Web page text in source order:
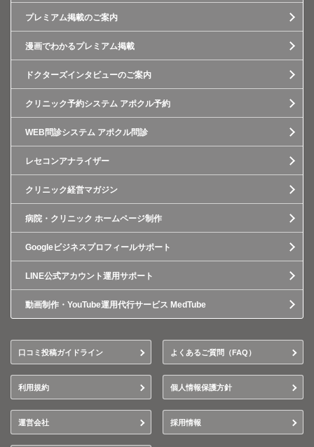
プレミアム掲載のご案内
漫画でわかるプレミアム掲載
ドクターズインタビューのご案内
クリニック予約システム アポクル予約
WEB問診システム アポクル問診
レセコンアナライザー
クリニック経営マガジン
病院・クリニック ホームページ制作
Googleビジネスプロフィールサポート
LINE公式アカウント運用サポート
動画制作・YouTube運用代行サービス MedTube
口コミ投稿ガイドライン よくあるご質問（FAQ）
利用規約 個人情報保護方針
運営会社 採用情報